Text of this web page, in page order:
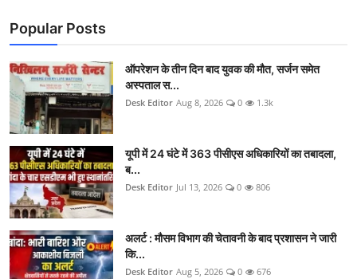
Popular Posts
ऑपरेशन के तीन दिन बाद युवक की मौत, सर्जन समेत
अस्पताल स...
Desk Editor Aug 8, 2026 0 1.3k
यूपी में 24 घंटे में 363 पीसीएस अधिकारियों का तबादला,
ब...
Desk Editor Jul 13, 2026 0 806
अलर्ट : मौसम विभाग की चेतावनी के बाद प्रशासन ने जारी
कि...
Desk Editor Aug 5, 2026 0 676